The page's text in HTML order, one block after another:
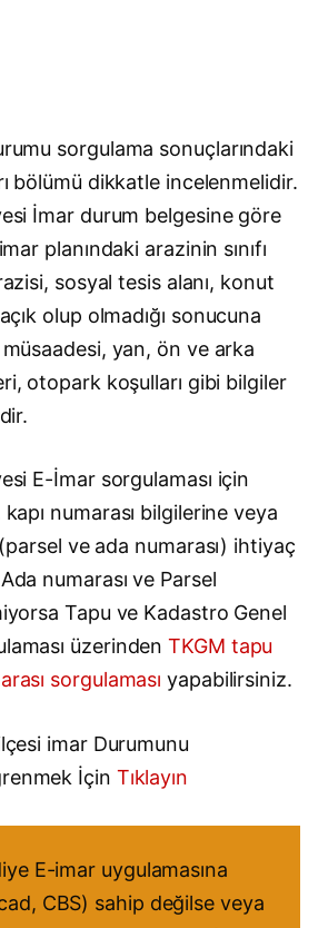
sorgulama sonuçlarındaki
bölümü dikkatle incelenmelidir.
İmar durum belgesine göre
planındaki arazinin sınıfı
sosyal tesis alanı, konut
olup olmadığı sonucuna
yan, ön ve arka
otopark koşulları gibi bilgiler
E-İmar sorgulaması için
numarası bilgilerine veya
ve ada numarası) ihtiyaç
numarası ve Parsel
Tapu ve Kadastro Genel
üzerindenTKGM tapu
sorgulaması yapabilirsiniz.
imar Durumunu
İçin Tıklayın
E-imar uygulamasına
CBS) sahip değilse veya